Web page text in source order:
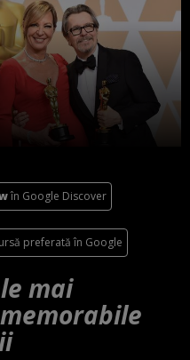
în Google Discover
preferată în Google
mai